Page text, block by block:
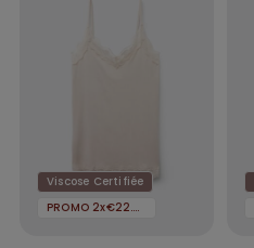
Viscose Certifiée
PROMO 2x€22.99